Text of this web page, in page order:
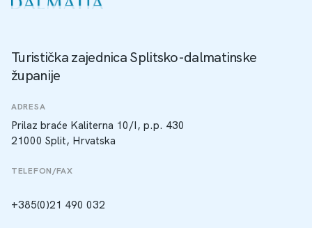
Turistička zajednica Splitsko-dalmatinske
županije
ADRESA
Prilaz braće Kaliterna 10/I, p.p. 430
21000 Split, Hrvatska
TELEFON/FAX
+385(0)21 490 032